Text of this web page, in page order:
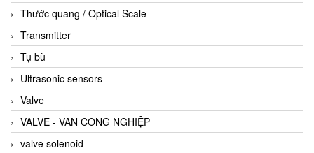
Thước quang / Optical Scale
Transmitter
Tụ bù
Ultrasonic sensors
Valve
VALVE - VAN CÔNG NGHIỆP
valve solenoid